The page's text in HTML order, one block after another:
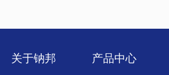
关于钠邦 产品中心